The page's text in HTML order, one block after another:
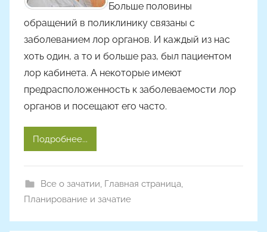
Н
а
с
т
я
Ч
а
Больше половины
обращений в поликлинику связаны с
заболеванием лор органов. И каждый из нас
хоть один, а то и больше раз, был пациентом
лор кабинета. А некоторые имеют
предрасположенность к заболеваемости лор
органов и посещают его часто.
Подробнее...
Все о зачатии, Главная страница,
Планирование и зачатие